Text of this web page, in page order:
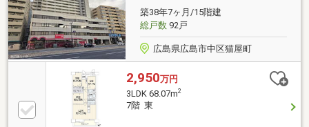
の残債を住宅ローンの低金利でまとめて借入可能◆住
宅ローンを複数社断られたことのある方のご成約実績
あり！まずはご相談ください♪
築38年7ヶ月/15階建
総戸数92戸
広島県広島市中区猫屋町
2,950万円
3LDK 68.07m2
7階 東